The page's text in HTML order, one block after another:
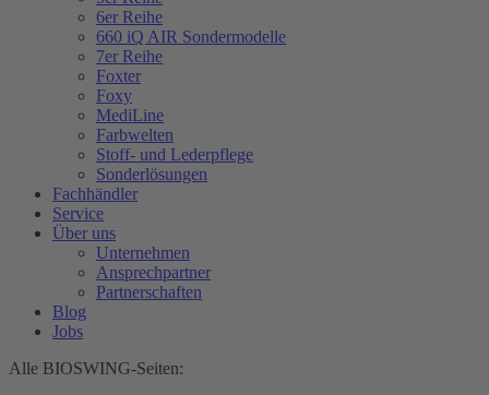
6er Reihe
660 iQ AIR Sondermodelle
7er Reihe
Foxter
Foxy
MediLine
Farbwelten
Stoff- und Lederpflege
Sonderlösungen
Fachhändler
Service
Über uns
Unternehmen
Ansprechpartner
Partnerschaften
Blog
Jobs
Alle BIOSWING-Seiten: